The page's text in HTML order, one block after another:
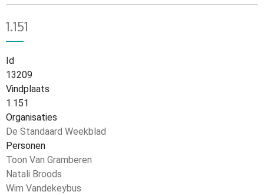
1.151
Id
13209
Vindplaats
1.151
Organisaties
De Standaard Weekblad
Personen
Toon Van Gramberen
Natali Broods
Wim Vandekeybus